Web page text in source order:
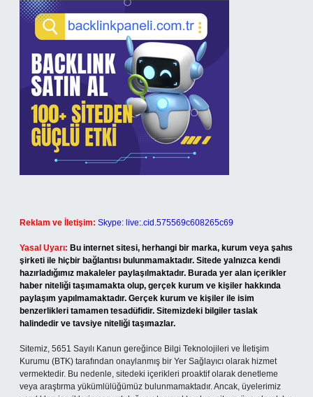
Reklam ve İletişim: Skype: live:.cid.575569c608265c69
Yasal Uyarı: Bu internet sitesi, herhangi bir marka, kurum veya şahıs
şirketi ile hiçbir bağlantısı bulunmamaktadır. Sitede yalnızca kendi
hazırladığımız makaleler paylaşılmaktadır. Burada yer alan içerikler
haber niteliği taşımamakta olup, gerçek kurum ve kişiler hakkında
paylaşım yapılmamaktadır. Gerçek kurum ve kişiler ile isim
benzerlikleri tamamen tesadüfidir. Sitemizdeki bilgiler taslak
halindedir ve tavsiye niteliği taşımazlar.
Sitemiz, 5651 Sayılı Kanun gereğince Bilgi Teknolojileri ve İletişim
Kurumu (BTK) tarafından onaylanmış bir Yer Sağlayıcı olarak hizmet
vermektedir. Bu nedenle, sitedeki içerikleri proaktif olarak denetleme
veya araştırma yükümlülüğümüz bulunmamaktadır. Ancak, üyelerimiz